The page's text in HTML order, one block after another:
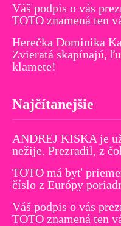
Váš podpis o vás
TOTO znamená ten
Herečka Dominika
Zvieratá skapínajú,
klamete!
Najčítanejšie
ANDREJ KISKA je
nežije. Prezradil, z
TOTO má byť
číslo z Európy
Váš podpis o vás
TOTO znamená ten